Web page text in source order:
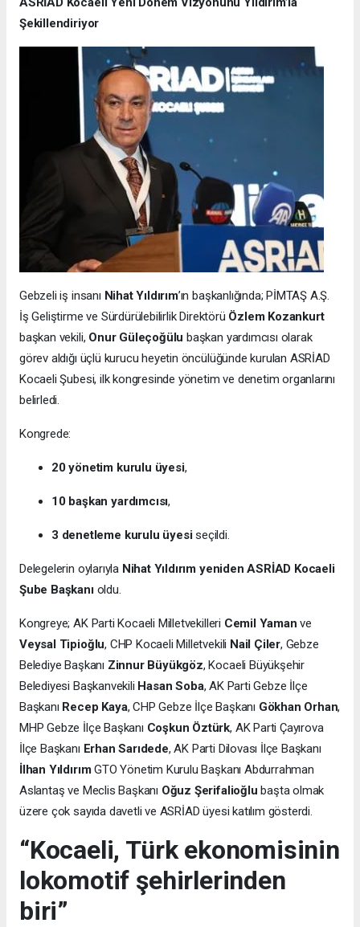
Şekillendiriyor
Gebzeli iş insanı Nihat Yıldırım’ın başkanlığında; PİMTAŞ A.Ş.
İş Geliştirme ve Sürdürülebilirlik Direktörü Özlem Kozankurt
başkan vekili, Onur Güleçoğülu başkan yardımcısı olarak
görev aldığı üçlü kurucu heyetin öncülüğünde kurulan ASRİAD
Kocaeli Şubesi, ilk kongresinde yönetim ve denetim organlarını
belirledi.
Kongrede:
20 yönetim kurulu üyesi,
10 başkan yardımcısı,
3 denetleme kurulu üyesiseçildi.
Delegelerin oylarıyla Nihat Yıldırım yeniden ASRİAD Kocaeli
Şube Başkanıoldu.
Kongreye; AK Parti Kocaeli Milletvekilleri Cemil Yaman ve
Veysal Tipioğlu, CHP Kocaeli Milletvekili Nail Çiler, Gebze
Belediye Başkanı Zinnur Büyükgöz, Kocaeli Büyükşehir
Belediyesi Başkanvekili Hasan Soba, AK Parti Gebze İlçe
Başkanı Recep Kaya, CHP Gebze İlçe Başkanı Gökhan Orhan,
MHP Gebze İlçe Başkanı Coşkun Öztürk, AK Parti Çayırova
İlçe Başkanı Erhan Sarıdede, AK Parti Dilovası İlçe Başkanı
İlhan YıldırımGTO Yönetim Kurulu Başkanı Abdurrahman
Aslantaş ve Meclis Başkanı Oğuz Şerifalioğlu başta olmak
üzere çok sayıda davetli ve ASRİAD üyesi katılım gösterdi.
“Kocaeli, Türk ekonomisinin
lokomotif şehirlerinden
biri”